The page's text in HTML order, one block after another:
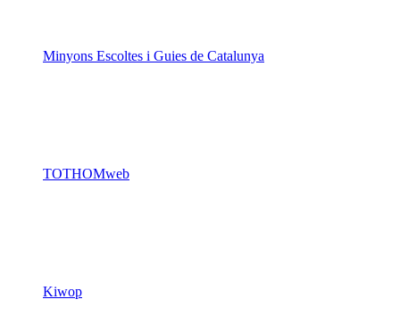
Minyons Escoltes i Guies de Catalunya
TOTHOMweb
Kiwop